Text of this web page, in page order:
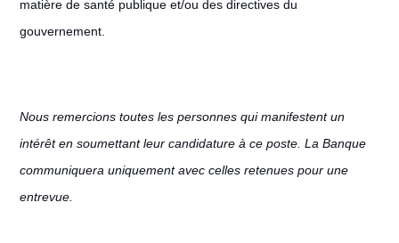
matière de santé publique et/ou des directives du
gouvernement.
Nous remercions toutes les personnes qui manifestent un
intérêt en soumettant leur candidature à ce poste. La Banque
communiquera uniquement avec celles retenues pour une
entrevue.